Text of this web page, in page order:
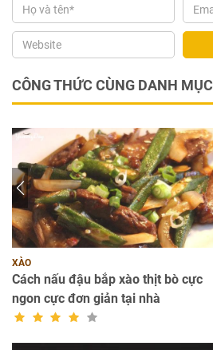
CÔNG THỨC CÙNG DANH MỤC
XÀO
Cách nấu đậu bắp xào thịt bò cực
ngon cực đơn giản tại nhà